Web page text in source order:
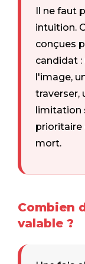
Il ne faut
intuition.
conçues
candidat :
l'image,
traverser,
limitation
prioritaire
mort.
Combien
valable ?